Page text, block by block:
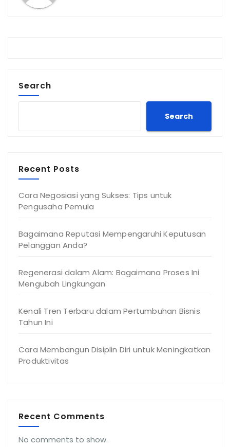
Search
Search
Recent Posts
Cara Negosiasi yang Sukses: Tips untuk
Pengusaha Pemula
Bagaimana Reputasi Mempengaruhi Keputusan
Pelanggan Anda?
Regenerasi dalam Alam: Bagaimana Proses Ini
Mengubah Lingkungan
Kenali Tren Terbaru dalam Pertumbuhan Bisnis
Tahun Ini
Cara Membangun Disiplin Diri untuk Meningkatkan
Produktivitas
Recent Comments
No comments to show.